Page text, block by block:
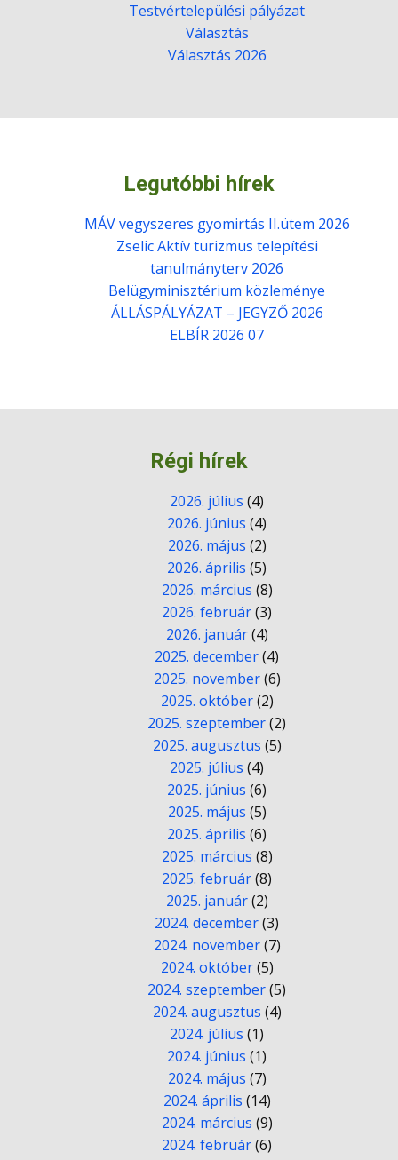
Testvértelepülési pályázat
Választás
Választás 2026
Legutóbbi hírek
MÁV vegyszeres gyomirtás II.ütem 2026
Zselic Aktív turizmus telepítési
tanulmányterv 2026
Belügyminisztérium közleménye
ÁLLÁSPÁLYÁZAT – JEGYZŐ 2026
ELBÍR 2026 07
Régi hírek
2026. július (4)
2026. június (4)
2026. május (2)
2026. április (5)
2026. március (8)
2026. február(3)
2026. január(4)
2025. december(4)
2025. november(6)
2025. október(2)
2025. szeptember(2)
2025. augusztus (5)
2025. július (4)
2025. június (6)
2025. május (5)
2025. április (6)
2025. március (8)
2025. február(8)
2025. január(2)
2024. december(3)
2024. november(7)
2024. október(5)
2024. szeptember(5)
2024. augusztus (4)
2024. július (1)
2024. június (1)
2024. május (7)
2024. április (14)
2024. március (9)
2024. február(6)